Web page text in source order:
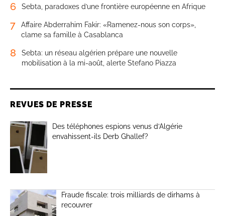
6 Sebta, paradoxes d’une frontière européenne en Afrique
7
Affaire Abderrahim Fakir: «Ramenez-nous son corps»,
clame sa famille à Casablanca
8
Sebta: un réseau algérien prépare une nouvelle
mobilisation à la mi-août, alerte Stefano Piazza
REVUES DE PRESSE
Des téléphones espions venus d’Algérie
envahissent-ils Derb Ghallef?
Fraude fiscale: trois milliards de dirhams à
recouvrer